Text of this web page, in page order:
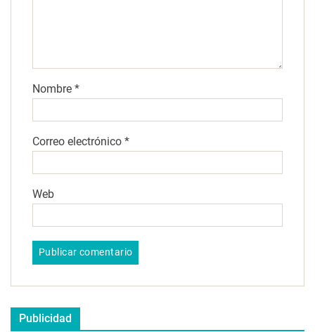
Nombre *
Correo electrónico *
Web
Publicidad